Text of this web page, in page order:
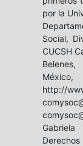
por la
Social,
CUCSH
http://